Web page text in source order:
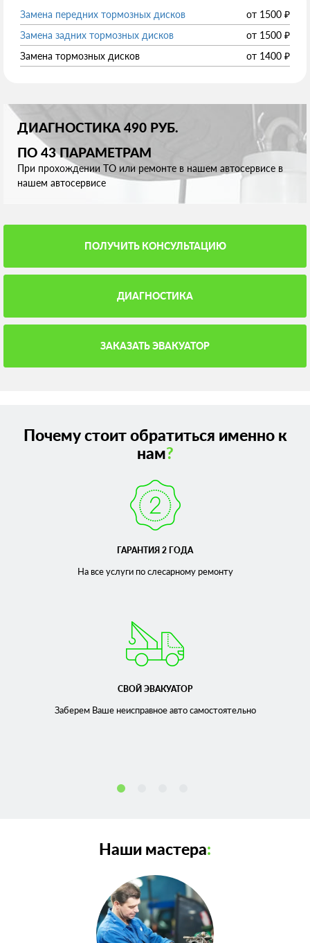
Замена передних тормозных дисков от 1500 ₽
Замена задних тормозных дисков
от 1500 ₽
Замена тормозных дисков
от 1400 ₽
ДИАГНОСТИКА 490 РУБ.
ПО 43 ПАРАМЕТРАМ
При прохождении ТО или ремонте в нашем автосервисе в
нашем автосервисе
ПОЛУЧИТЬ КОНСУЛЬТАЦИЮ
ДИАГНОСТИКА
ЗАКАЗАТЬ ЭВАКУАТОР
Почему стоит обратиться именно к
нам?
ГАРАНТИЯ 2 ГОДА
На все услуги по слесарномуремонту
СВОЙ ЭВАКУАТОР
Заберем Ваше неисправноеавто самостоятельно
Наши мастера: